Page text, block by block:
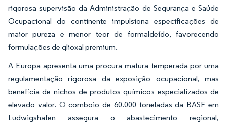
rigorosa supervisão da Administração de Segurança e Saúde
Ocupacional do continente impulsiona especificações de
maior pureza e menor teor de formaldeído, favorecendo
formulações de glioxal premium.
A Europa apresenta uma procura matura temperada por uma
regulamentação rigorosa da exposição ocupacional, mas
beneficia de nichos de produtos químicos especializados de
elevado valor. O comboio de 60.000 toneladas da BASF em
Ludwigshafen assegura o abastecimento regional,